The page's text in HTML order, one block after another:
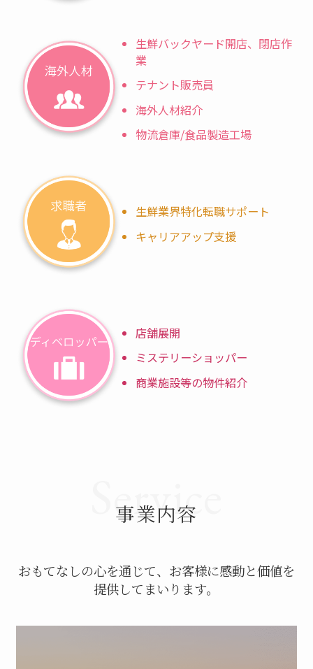
生鮮バックヤード開店、閉店作
業
テナント販売員
海外人材紹介
物流倉庫/食品製造工場
生鮮業界特化転職サポート
キャリアアップ支援
店舗展開
ミステリーショッパー
商業施設等の物件紹介
事業内容
Service
おもてなしの心を通じて、お客様に感動と価値を
提供してまいります。